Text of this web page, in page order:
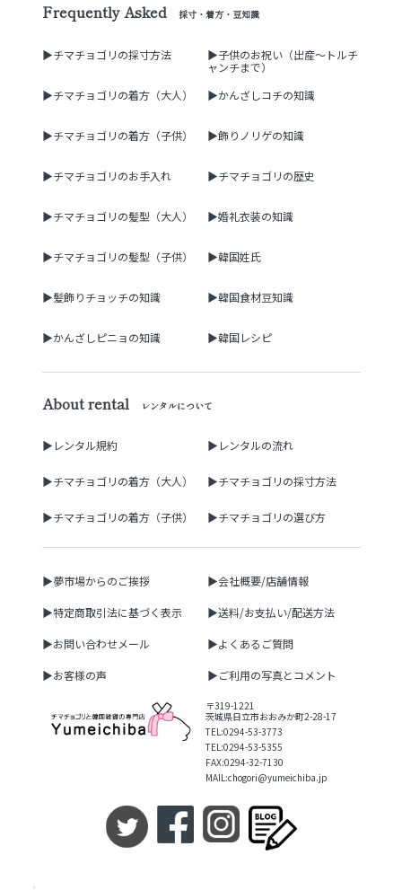
Frequently Asked 採寸・着方・豆知識
▶チマチョゴリの採寸方法
▶子供のお祝い（出産～トルチ
ャンチまで）
▶チマチョゴリの着方（大人）
▶かんざしコチの知識
▶チマチョゴリの着方（子供） ▶飾りノリゲの知識
▶チマチョゴリのお手入れ ▶チマチョゴリの歴史
▶チマチョゴリの髪型（大人） ▶婚礼衣装の知識
▶チマチョゴリの髪型（子供） ▶韓国姓氏
▶髪飾りチョッチの知識 ▶韓国食材豆知識
▶かんざしピニョの知識 ▶韓国レシピ
About rental レンタルについて
▶レンタル規約 ▶レンタルの流れ
▶チマチョゴリの着方（大人） ▶チマチョゴリの採寸方法
▶チマチョゴリの着方（子供） ▶チマチョゴリの選び方
▶夢市場からのご挨拶 ▶会社概要/店舗情報
▶特定商取引法に基づく表示 ▶送料/お支払い/配送方法
▶お問い合わせメール ▶よくあるご質問
▶お客様の声 ▶ご利用の写真とコメント
〒319-1221
茨城県日立市おおみか町2-28-17
TEL:0294-53-3773
TEL:0294-53-5355
FAX:0294-32-7130
MAIL:chogori@yumeichiba.jp